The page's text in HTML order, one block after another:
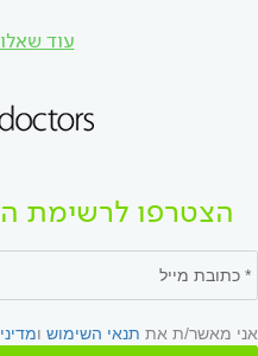
עוד
הצטרפו לרשימת
אני מאשר/ת את תנאי השימוש ו